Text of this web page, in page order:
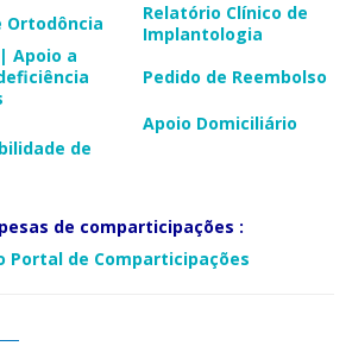
Ortodôncia​​
Relatório Clínico de
Implantologia
Apoio a
Pedido de Reembolso
​​Apoio Domiciliário
de
de comparticipações :
Portal de Comparticipações​